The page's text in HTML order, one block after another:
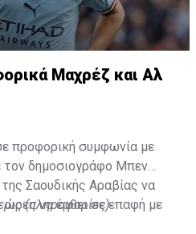
Μαχρέζ και Αλ
προφορική συμφωνία με
δημοσιογράφο Μπεν
Σαουδικής Αραβίας να
ώρες να έρθει σε επαφή με
(πληροφορίες)